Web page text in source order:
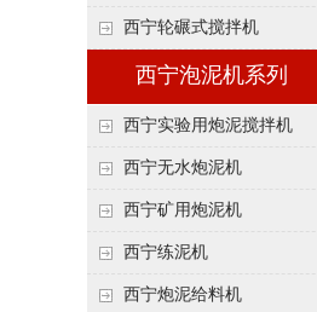
西宁轮碾式搅拌机
西宁泡泥机系列
西宁实验用炮泥搅拌机
西宁无水炮泥机
西宁矿用炮泥机
西宁练泥机
西宁炮泥给料机